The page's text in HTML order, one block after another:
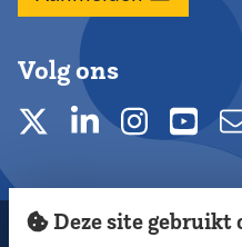
Volg ons
2026 Nederlandse
Deze site gebruikt